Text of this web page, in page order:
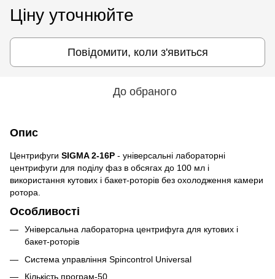
Ціну уточнюйте
Повідомити, коли з'явиться
До обраного
Опис
Центрифуги SIGMA 2-16P - універсальні лабораторні
центрифуги для поділу фаз в обсягах до 100 мл і
використання кутових і бакет-роторів без охолодження камери
ротора.
Особливості
Універсальна лабораторна центрифуга для кутових і
бакет-роторів
Система управління Spincontrol Universal
Кількість програм-50